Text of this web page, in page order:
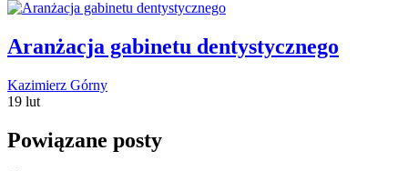
Aranżacja gabinetu dentystycznego
Kazimierz Górny
19 lut
Powiązane posty